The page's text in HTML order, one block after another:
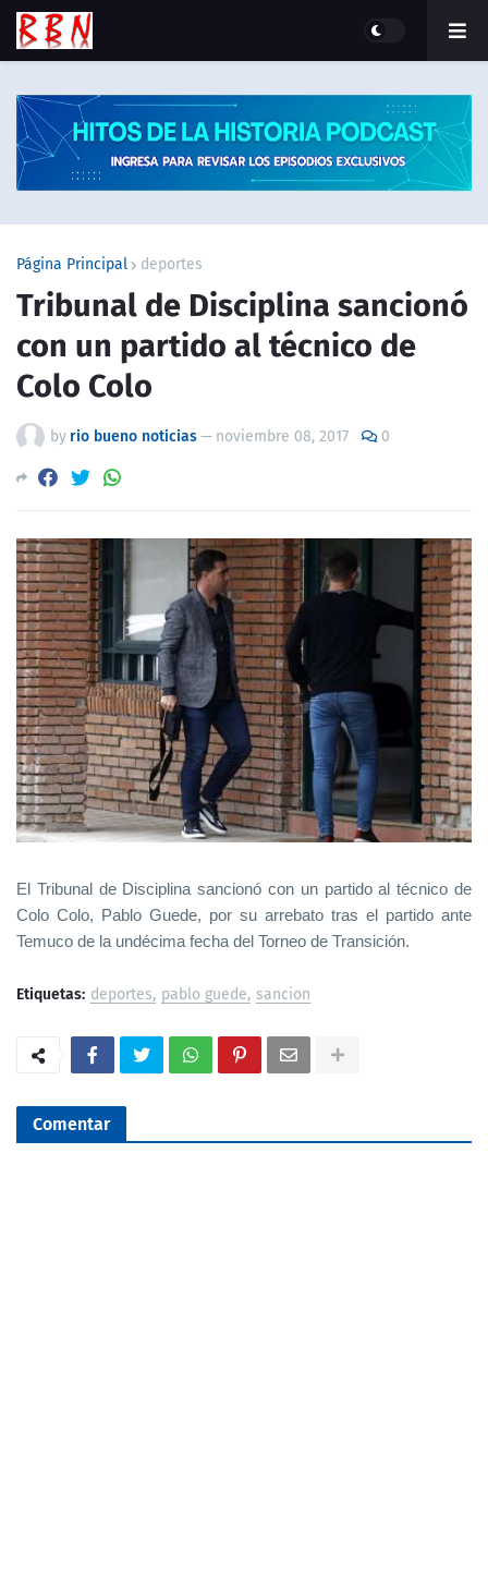
Página Principal deportes
Tribunal de Disciplina sancionó
con un partido al técnico de
Colo Colo
by rio bueno noticias— noviembre 08, 2017 0
El Tribunal de Disciplina sancionó con un partido al técnico de
Colo Colo, Pablo Guede, por su arrebato tras el partido ante
Temuco de la undécima fecha del Torneo de Transición.
Etiquetas: deportes pablo guede sancion
Comentar